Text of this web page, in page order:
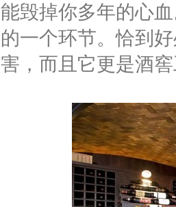
能毁掉你多年的心
的一个环节。恰到
害，而且它更是酒